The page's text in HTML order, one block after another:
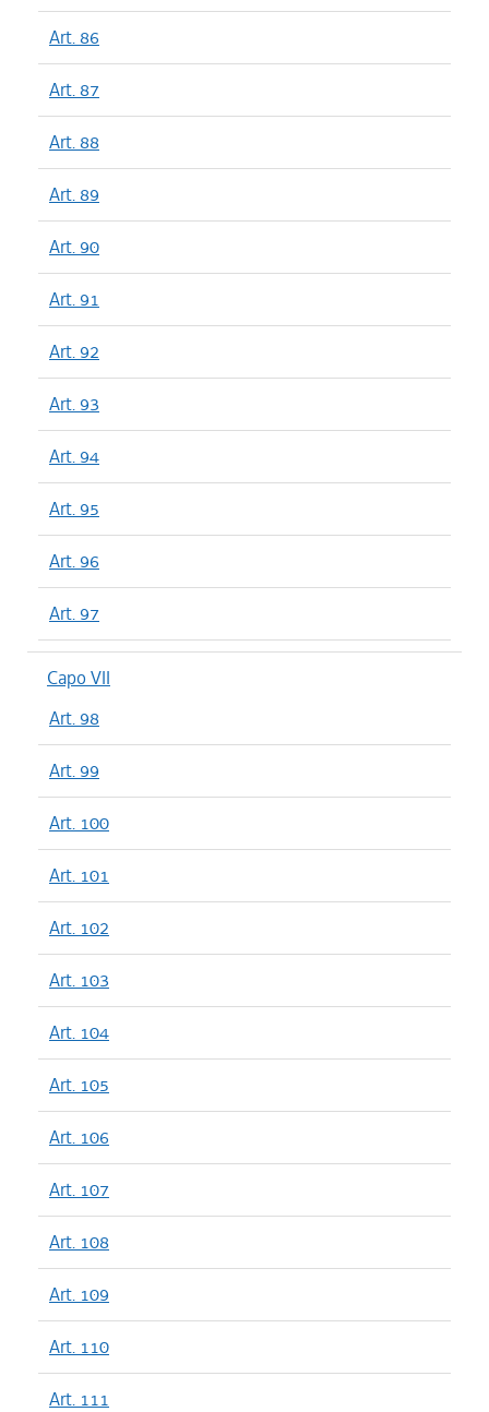
Art. 86
Art. 87
Art. 88
Art. 89
Art. 90
Art. 91
Art. 92
Art. 93
Art. 94
Art. 95
Art. 96
Art. 97
Capo VII
Art. 98
Art. 99
Art. 100
Art. 101
Art. 102
Art. 103
Art. 104
Art. 105
Art. 106
Art. 107
Art. 108
Art. 109
Art. 110
Art. 111